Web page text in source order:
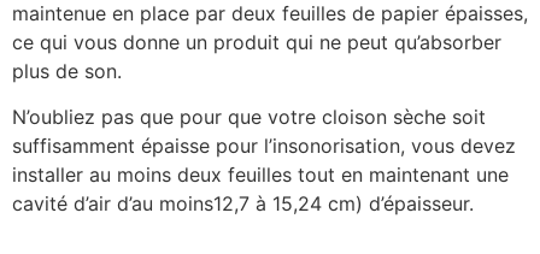
maintenue en place par deux feuilles de papier épaisses,
ce qui vous donne un produit qui ne peut qu’absorber
plus de son.
N’oubliez pas que pour que votre cloison sèche soit
suffisamment épaisse pour l’insonorisation, vous devez
installer au moins deux feuilles tout en maintenant une
cavité d’air d’au moins12,7 à 15,24 cm) d’épaisseur.